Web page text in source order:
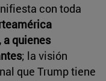
con toda
a quienes
; la visión
que Trump tiene